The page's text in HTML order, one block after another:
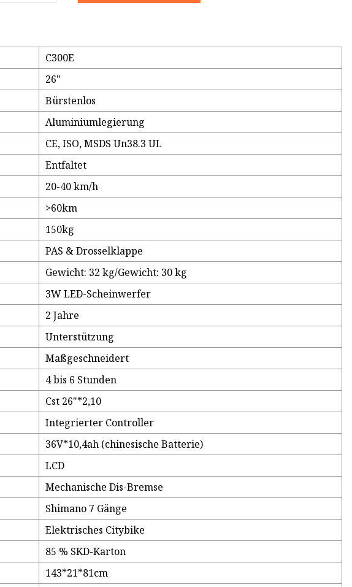
C300E
26"
Bürstenlos
Aluminiumlegierung
CE, ISO, MSDS Un38.3 UL
Entfaltet
20-40 km/h
>60km
150kg
PAS & Drosselklappe
Gewicht: 32 kg/Gewicht: 30 kg
3W LED-Scheinwerfer
2 Jahre
Unterstützung
Maßgeschneidert
4 bis 6 Stunden
Cst 26"*2,10
Integrierter Controller
36V*10,4ah (chinesische Batterie)
LCD
Mechanische Dis-Bremse
Shimano 7 Gänge
Elektrisches Citybike
85 % SKD-Karton
143*21*81cm